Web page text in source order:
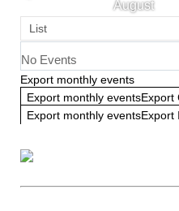
August
List
No Events
Export monthly events
Export monthly eventsExport
Export monthly eventsExport